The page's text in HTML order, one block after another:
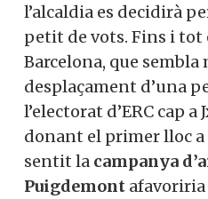
l’alcaldia es decidirà
petit de vots. Fins i tot
Barcelona, que sembla
desplaçament d’una
l’electorat d’ERC cap
donant el primer lloc a
sentit la campanya
Puigdemont afavoriria